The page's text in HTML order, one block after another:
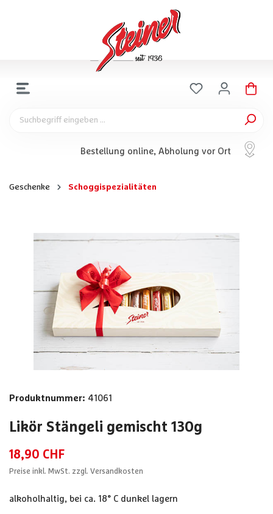
Bestellung online, Abholung vor Ort
Geschenke Schoggispezialitäten
Produktnummer: 41061
Likör Stängeli gemischt 130g
18,90 CHF
Preise inkl. MwSt. zzgl. Versandkosten
alkoholhaltig, bei ca. 18° C dunkel lagern